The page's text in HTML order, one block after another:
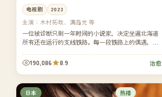
电视剧 2023
主演： 木村拓哉、满岛光 等
一位被诊断只剩一年时间的小说家，决定坐遍北海道
所有还在运行的支线铁路。每一段铁路上的偶遇，都
190,086 8.9 治愈
日本 热播